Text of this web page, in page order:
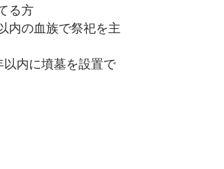
る方
の血族で祭祀を主
内に墳墓を設置で